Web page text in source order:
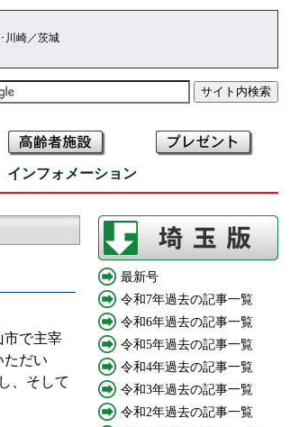
川崎／茨城
インフォメーション
市で主宰
ただい
、そして
最新号
令和7年過去の記事一覧
令和6年過去の記事一覧
令和5年過去の記事一覧
令和4年過去の記事一覧
令和3年過去の記事一覧
令和2年過去の記事一覧